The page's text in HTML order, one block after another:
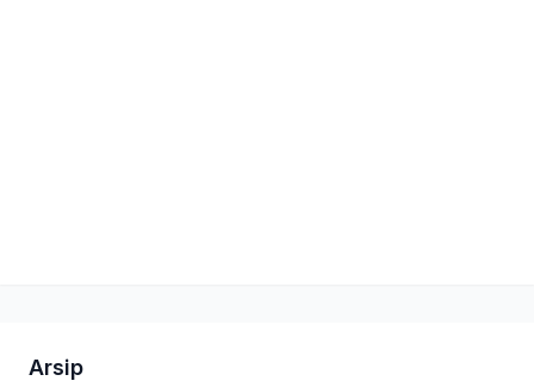
Arsip